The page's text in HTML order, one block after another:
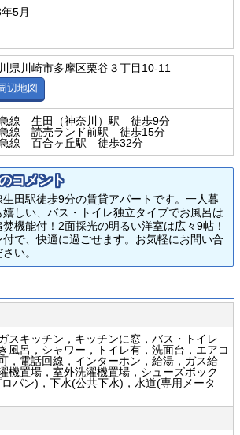
5月
県川崎市多摩区栗谷３丁目10-11
辺地図
線 生田（神奈川）駅 徒歩9分
線 読売ランド前駅 徒歩15分
線 百合ヶ丘駅 徒歩32分
コメント
生田駅徒歩9分の賃貸アパートです。一人暮
嬉しい、バス・トイレ独立タイプでお風呂は
機能付！2面採光の明るい洋室は広々9帖！
付で、快適に過ごせます。お気軽にお問い合
い。
スキッチン，キッチンに窓，バス・トイレ
風呂，シャワー，トイレ有，洗面台，エアコ
，電話回線，インターホン，給湯，ガス給
機置場，室外洗濯機置場，シューズボック
パン)，下水(公共下水)，水道(専用メータ